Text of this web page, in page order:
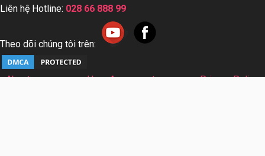
Liên hệ Hotline: 028 66 888 99
Theo dõi chúng tôi trên:
About us User Agreement
Privacy Policy